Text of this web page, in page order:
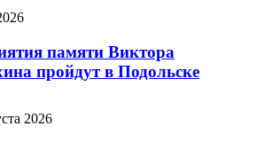
памяти Виктора
пройдут в Подольске
2026